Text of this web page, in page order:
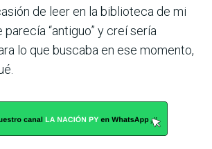
de leer en la biblioteca de mi
“antiguo” y creí sería
lo que buscaba en ese momento,